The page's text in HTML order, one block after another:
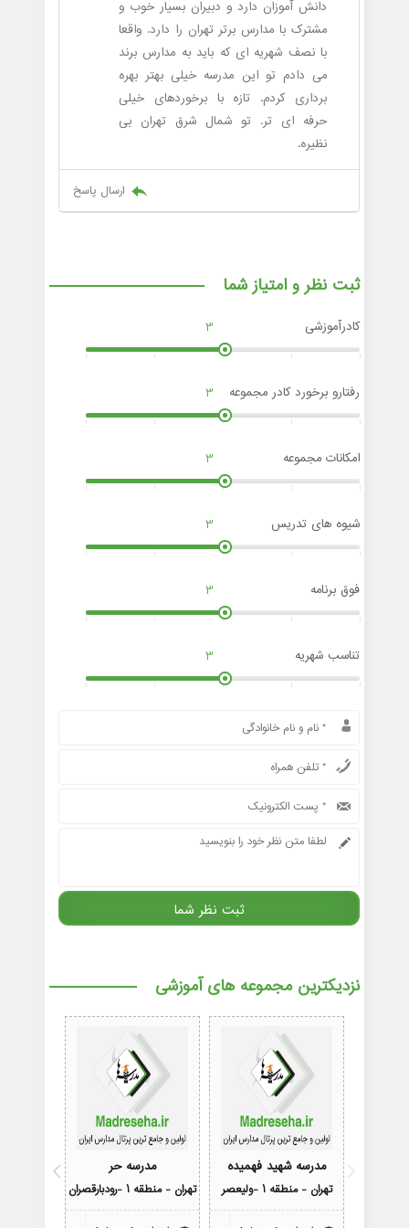
دانش آموزان دارد و دبیران بسیار خوب و
مشترک با مدارس برتر تهران را دارد. واقعا
با نصف شهریه ای که باید به مدارس برند
می دادم تو این مدرسه خیلی بهتر بهره
برداری کردم. تازه با برخوردهای خیلی
حرفه ای تر. تو شمال شرق تهران بی
نظیره.
ارسال پاسخ
ثبت نظر و امتیاز شما
کادرآموزشی 3
رفتارو برخورد کادر مجموعه 3
امکانات مجموعه 3
شیوه های تدریس 3
فوق برنامه 3
تناسب شهریه 3
نزدیکترین مجموعه های آموزشی
مدرسه شهید فهمیده
تهران - منطقه 1 -ولیعصر
مدرسه حر
تهران - منطقه 1 -رودبارقصران